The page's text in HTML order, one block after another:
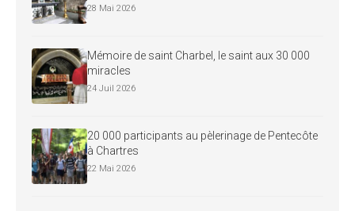
28 Mai 2026
Mémoire de saint Charbel, le saint aux 30 000
miracles
24 Juil 2026
20 000 participants au pèlerinage de Pentecôte
à Chartres
22 Mai 2026